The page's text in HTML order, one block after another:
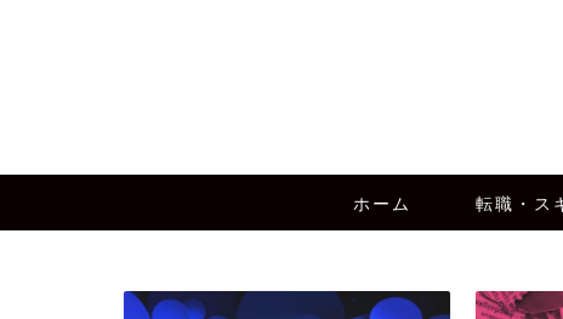
ホーム 転職・ス